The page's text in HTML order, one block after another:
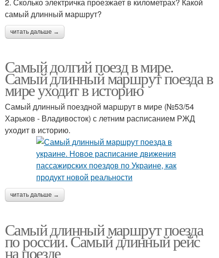
самый длинный маршрут?
читать дальше →
Самый долгий поезд в мире.
Самый длинный маршрут поезда в
мире уходит в историю
Самый длинный поездной маршрут в мире (№53/54
Харьков - Владивосток) с летним расписанием РЖД
уходит в историю.
читать дальше →
Самый длинный маршрут поезда
по россии. Самый длинный рейс
на поезде